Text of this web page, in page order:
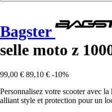
Bagster
selle moto z
99,00 € 89,10 € -10%
Personnalisez votre scooter avec
alliant style et protection pour un